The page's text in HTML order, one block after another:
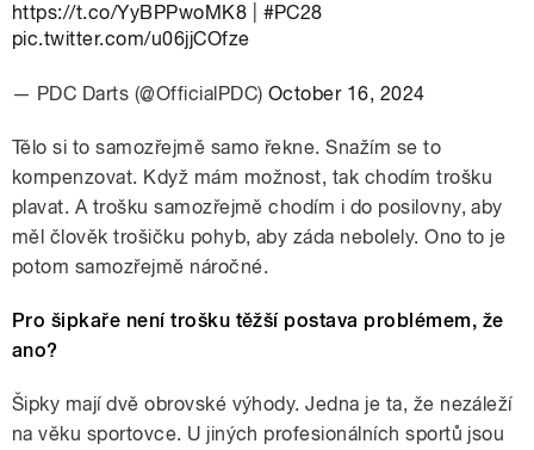
https://t.co/YyBPPwoMK8
#PC28
pic.twitter.com/u06jjCOfze
— PDC Darts (@OfficialPDC) October 16, 2024
Tělo si to samozřejmě samo řekne. Snažím se to
kompenzovat. Když mám možnost, tak chodím trošku
plavat. A trošku samozřejmě chodím i do posilovny, aby
měl člověk trošičku pohyb, aby záda nebolely. Ono to je
potom samozřejmě náročné.
Pro šipkaře není trošku těžší postava problémem, že
ano?
Šipky mají dvě obrovské výhody. Jedna je ta, že nezáleží
na věku sportovce. U jiných profesionálních sportů jsou